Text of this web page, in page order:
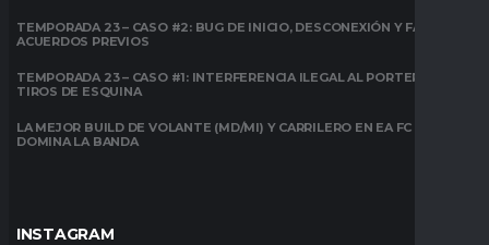
TEMPORADA 23 – CASO #2: BUG DE INICIO, DESCONEXIÓN Y FALTA DE
ACUERDOS PREVIOS
TEMPORADA 23 – CASO #1: INTERFERENCIA ILEGAL AL PORTERO EN
TIROS DE ESQUINA
LA MEJOR BUILD DE VOLANTE (MD/MI) Y CARRILERO EN EA FC 26:
DOMINA LA BANDA
INSTAGRAM